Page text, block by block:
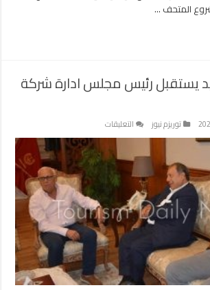
المتحف …
يستقبل رئيس مجلس ادارة شركة
توريزم نيوز التعليقات
محافظ
بورسعيد
يستقبل
رئيس
مجلس
ادارة
شركة
هلنان
العالمية
مغلقة